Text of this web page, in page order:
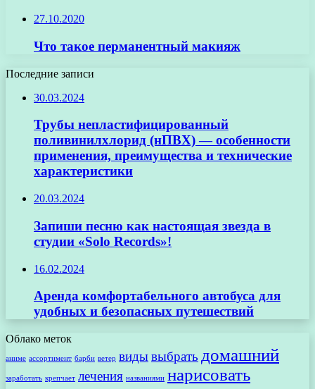
27.10.2020
Что такое перманентный макияж
Последние записи
30.03.2024
Трубы непластифицированный
поливинилхлорид (нПВХ) — особенности
применения, преимущества и технические
характеристики
20.03.2024
Запиши песню как настоящая звезда в
студии «Solo Records»!
16.02.2024
Аренда комфортабельного автобуса для
удобных и безопасных путешествий
Облако меток
аниме ассортимент барби ветер видывыбрать домашний
заработать крепчает лечения названиями нарисовать